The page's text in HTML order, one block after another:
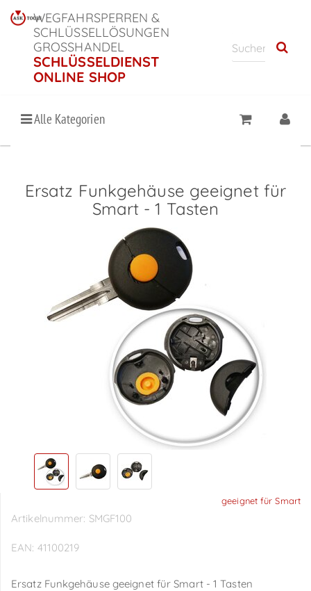
WEGFAHRSPERREN &
SCHLÜSSELLÖSUNGEN
GROSSHANDEL
SCHLÜSSELDIENST
ONLINE SHOP
Alle Kategorien
Ersatz Funkgehäuse geeignet für
Smart - 1 Tasten
geeignet für Smart
Artikelnummer: SMGF100
EAN: 41100219
Ersatz Funkgehäuse geeignet für Smart - 1 Tasten